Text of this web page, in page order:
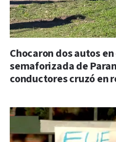
Chocaron dos autos
semaforizada de
conductores cruzó en